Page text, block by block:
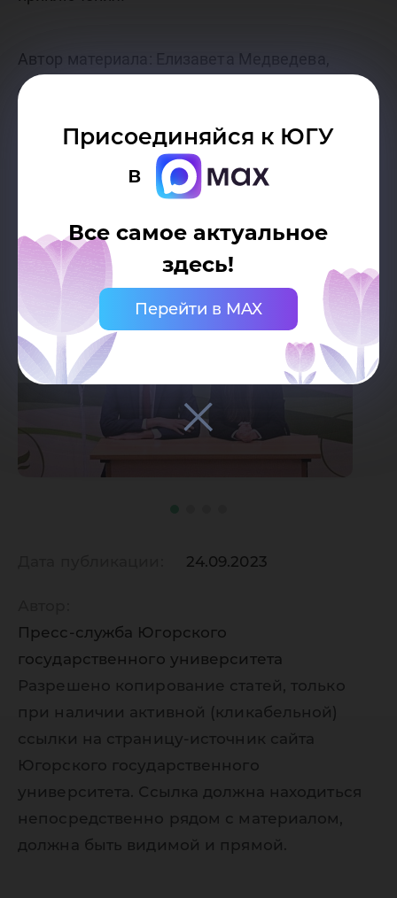
Присоединяйся к ЮГУ
в
Все самое актуальное
здесь!
Перейти в MAX
Автор материала: Елизавета Медведева,
студентка 3 курса направления
«Журналистика» (Студенческий медиацентр
«Внутри студента»)
24.09.2023
Пресс-служба Югорского
государственного университета
Разрешено копирование статей, только
при наличии активной (кликабельной)
ссылки на страницу-источник сайта
Югорского государственного
университета. Ссылка должна находиться
непосредственно рядом с материалом,
должна быть видимой и прямой.